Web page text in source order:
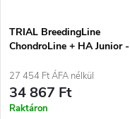
TRIAL BreedingLine
ChondroLine + HA Junior -
kiegészítők - 500ml
27 454 Ft ÁFA nélkül
34 867 Ft
Raktáron